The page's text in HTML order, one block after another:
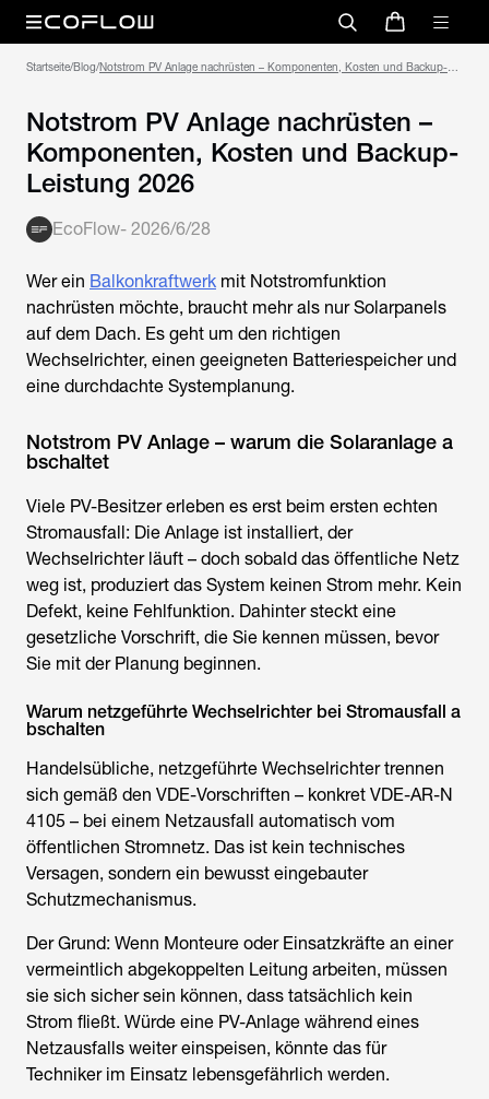
Startseite/Blog/Notstrom PV Anlage nachrüsten – Komponenten, Kosten und Backup-
Notstrom PV Anlage nachrüsten –
Komponenten, Kosten und Backup-
Leistung 2026
EcoFlow- 2026/6/28
Wer ein Balkonkraftwerk mit Notstromfunktion
nachrüsten möchte, braucht mehr als nur Solarpanels
auf dem Dach. Es geht um den richtigen
Wechselrichter, einen geeigneten Batteriespeicher und
eine durchdachte Systemplanung.
Notstrom PV Anlage – warum die Solaranlage a
bschaltet
Viele PV-Besitzer erleben es erst beim ersten echten
Stromausfall: Die Anlage ist installiert, der
Wechselrichter läuft – doch sobald das öffentliche Netz
weg ist, produziert das System keinen Strom mehr. Kein
Defekt, keine Fehlfunktion. Dahinter steckt eine
gesetzliche Vorschrift, die Sie kennen müssen, bevor
Sie mit der Planung beginnen.
Warum netzgeführte Wechselrichter bei Stromausfall a
bschalten
Handelsübliche, netzgeführte Wechselrichter trennen
sich gemäß den VDE-Vorschriften – konkret VDE-AR-N
4105 – bei einem Netzausfall automatisch vom
öffentlichen Stromnetz. Das ist kein technisches
Versagen, sondern ein bewusst eingebauter
Schutzmechanismus.
Der Grund: Wenn Monteure oder Einsatzkräfte an einer
vermeintlich abgekoppelten Leitung arbeiten, müssen
sie sich sicher sein können, dass tatsächlich kein
Strom fließt. Würde eine PV-Anlage während eines
Netzausfalls weiter einspeisen, könnte das für
Techniker im Einsatz lebensgefährlich werden.